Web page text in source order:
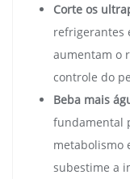
Corte os
refrigerantes
aumentam o
controle do
Beba mais
fundamental
metabolismo
subestime a